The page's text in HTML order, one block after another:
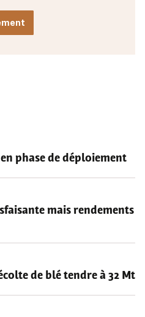
phase de déploiement
mais rendements
de blé tendre à 32 Mt